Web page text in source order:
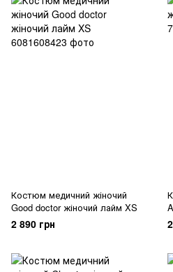
Костюм медичний жіночий
Good doctor жіночий лайм XS
2 890 грн